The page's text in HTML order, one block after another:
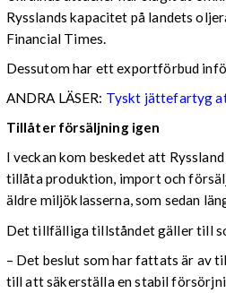
Rysslands kapacitet på landets
Financial Times.
Dessutom har ett exportförbud
ANDRA LÄSER: Tyskt jättefartyg
Tillåter försäljning igen
I veckan kom beskedet att
tillåta produktion, import och
äldre miljöklasserna, som sedan
Det tillfälliga tillståndet gäller till
– Det beslut som har fattats är av
till att säkerställa en stabil